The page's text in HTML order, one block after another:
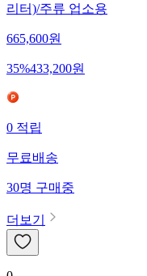
리터)/주류 업소용
665,600원
35%433,200원
0 적립
무료배송
30명 구매중
더보기